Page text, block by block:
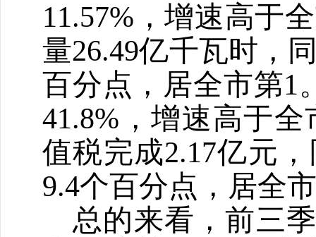
11.57% ，增速高于
量26.49亿千瓦时，
百分点，居全市第1
41.8% ，增速高于全
值税完成2.17亿元
9.4个百分点，居全
总的来看，前三